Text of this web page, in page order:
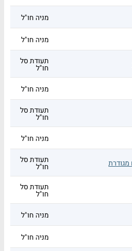
מניה חו"ל
מניה חו"ל
תעודת סל
חו"ל
מניה חו"ל
תעודת סל
חו"ל
מניה חו"ל
תעודת סל
חו"ל
תעודת סל
חו"ל
מניה חו"ל
מניה חו"ל